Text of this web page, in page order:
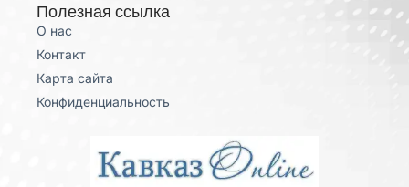
Полезная ссылка
О нас
Контакт
Карта сайта
Конфиденциальность